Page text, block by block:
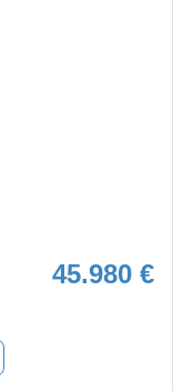
45.980 €